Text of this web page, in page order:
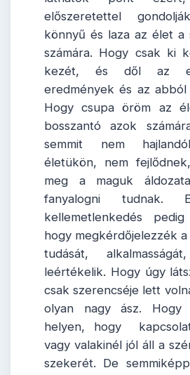
előszeretettel
könnyű és laza az élet a
számára. Hogy csak ki
kezét, és dől az
eredmények és az
Hogy csupa öröm az
bosszantó azok
semmit nem
életükön, nem
meg a maguk
fanyalogni
kellemetlenkedés
hogy megkérdőjelezzék
tudását,
leértékelik. Hogy úgy
csak szerencséje lett
olyan nagy ász.
helyen, hogy
vagy valakinél jól áll a
szekerét. De